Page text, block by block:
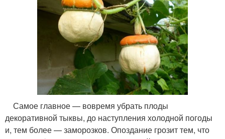
Самое главное — вовремя убрать плоды
декоративной тыквы, до наступления холодной погоды
и, тем более — заморозков. Опоздание грозит тем, что